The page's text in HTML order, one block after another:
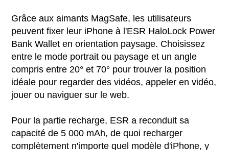
Grâce aux aimants MagSafe, les utilisateurs
peuvent fixer leur iPhone à l'ESR HaloLock Power
Bank Wallet en orientation paysage. Choisissez
entre le mode portrait ou paysage et un angle
compris entre 20° et 70° pour trouver la position
idéale pour regarder des vidéos, appeler en vidéo,
jouer ou naviguer sur le web.
Pour la partie recharge, ESR a reconduit sa
capacité de 5 000 mAh, de quoi recharger
complètement n'importe quel modèle d'iPhone, y